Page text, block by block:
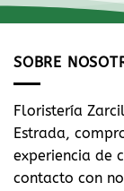
SOBRE
Floristería
Estrada,
experiencia de
contacto con